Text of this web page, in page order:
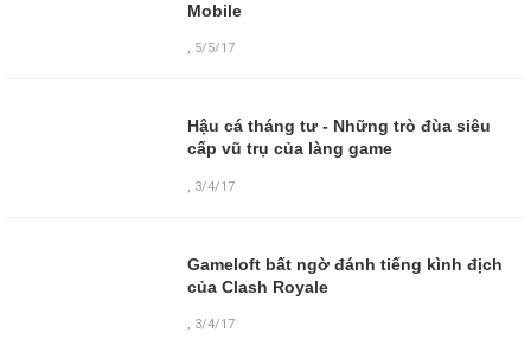
Mobile
, 5/5/17
Hậu cá tháng tư - Những trò đùa siêu
cấp vũ trụ của làng game
3/4/17
Gameloft bất ngờ đánh tiếng kình địch
của Clash Royale
, 3/4/17